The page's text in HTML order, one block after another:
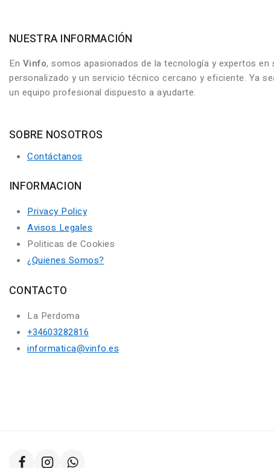
NUESTRA INFORMACIÓN
En Vinfo, somos apasionados de la tecnología y expertos
personalizado y un servicio técnico cercano y eficiente. Ya
un equipo profesional dispuesto a ayudarte.
SOBRE NOSOTROS
Contáctanos
INFORMACION
Privacy Policy
Avisos Legales
Politicas de Cookies
¿Quienes Somos?
CONTACTO
La Perdoma
+34603282816
informatica@vinfo.es